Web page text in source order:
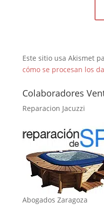
Este sitio usa Akismet
cómo se procesan los
Colaboradores
Reparacion Jacuzzi
Abogados Zaragoza